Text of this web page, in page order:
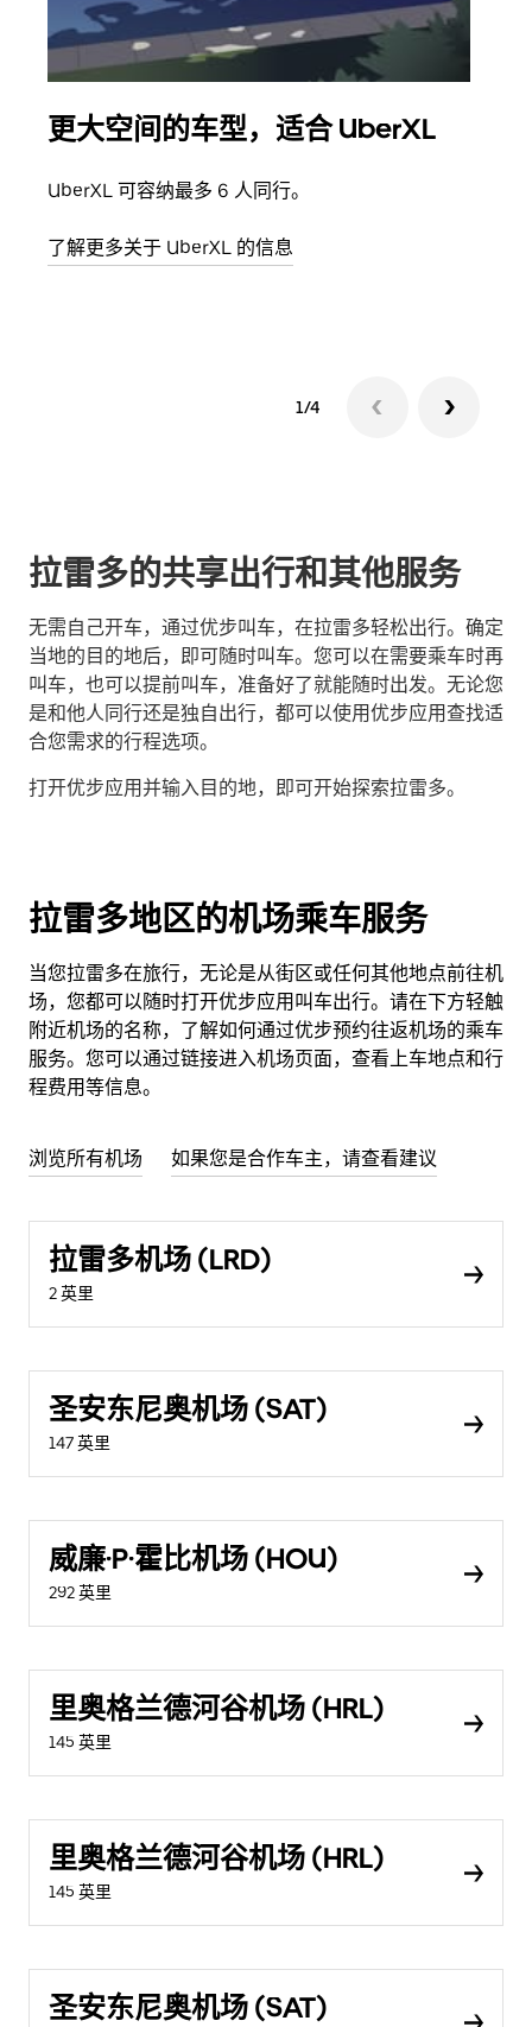
更大空间的车型，适合 UberXL
UberXL 可容纳最多 6 人同行。
了解更多关于 UberXL 的信息
1/4
拉雷多的共享出行和其他服务
无需自己开车，通过优步叫车，在拉雷多轻松出行。确定
当地的目的地后，即可随时叫车。您可以在需要乘车时再
叫车，也可以提前叫车，准备好了就能随时出发。无论您
是和他人同行还是独自出行，都可以使用优步应用查找适
合您需求的行程选项。
打开优步应用并输入目的地，即可开始探索拉雷多。
拉雷多地区的机场乘车服务
当您拉雷多在旅行，无论是从街区或任何其他地点前往机
场，您都可以随时打开优步应用叫车出行。请在下方轻触
附近机场的名称，了解如何通过优步预约往返机场的乘车
服务。您可以通过链接进入机场页面，查看上车地点和行
程费用等信息。
浏览所有机场 如果您是合作车主，请查看建议
拉雷多机场 (LRD)
2 英里
圣安东尼奥机场 (SAT)
147 英里
威廉·P·霍比机场 (HOU)
292 英里
里奥格兰德河谷机场 (HRL)
145 英里
里奥格兰德河谷机场 (HRL)
145 英里
圣安东尼奥机场 (SAT)